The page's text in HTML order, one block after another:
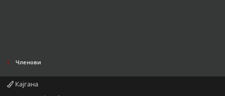
Членови
Кајгана